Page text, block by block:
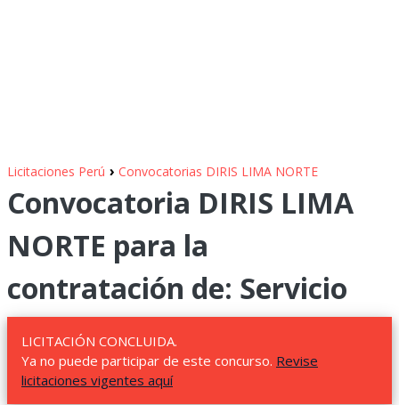
Licitaciones Perú › Convocatorias DIRIS LIMA NORTE
Convocatoria DIRIS LIMA
NORTE para la
contratación de: Servicio
LICITACIÓN CONCLUIDA.
Ya no puede participar de este concurso. Revise
licitaciones vigentes aquí